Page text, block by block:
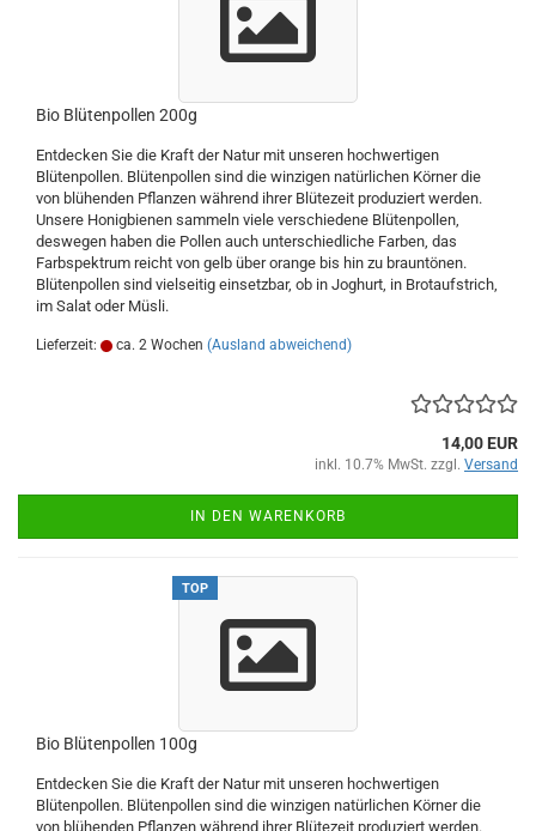
Bio Blütenpollen 200g
Entdecken Sie die Kraft der Natur mit unseren hochwertigen
Blütenpollen. Blütenpollen sind die winzigen natürlichen Körner die
von blühenden Pflanzen während ihrer Blütezeit produziert werden.
Unsere Honigbienen sammeln viele verschiedene Blütenpollen,
deswegen haben die Pollen auch unterschiedliche Farben, das
Farbspektrum reicht von gelb über orange bis hin zu brauntönen.
Blütenpollen sind vielseitig einsetzbar, ob in Joghurt, in Brotaufstrich,
im Salat oder Müsli.
Lieferzeit: ca. 2 Wochen (Ausland abweichend)
14,00 EUR
inkl. 10.7% MwSt. zzgl. Versand
IN DEN WARENKORB
TOP
Bio Blütenpollen 100g
Entdecken Sie die Kraft der Natur mit unseren hochwertigen
Blütenpollen. Blütenpollen sind die winzigen natürlichen Körner die
von blühenden Pflanzen während ihrer Blütezeit produziert werden.